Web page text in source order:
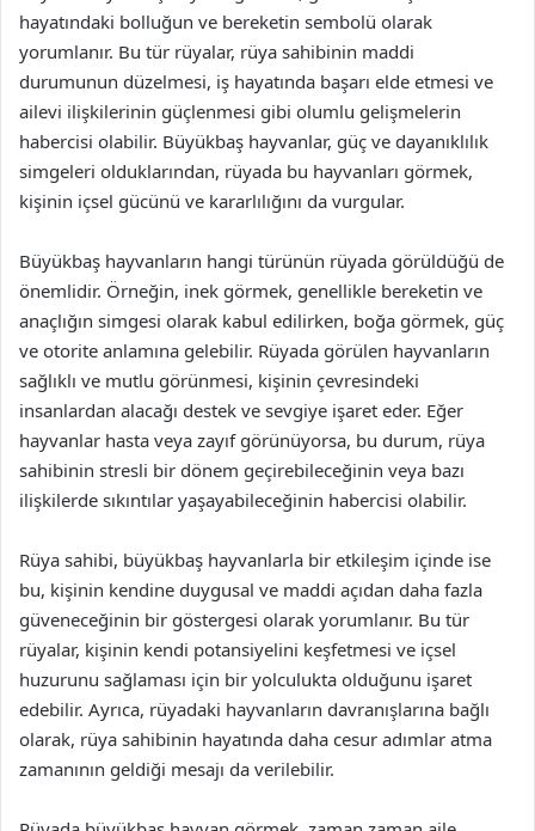
hayatındaki bolluğun ve bereketin sembolü olarak
yorumlanır. Bu tür rüyalar, rüya sahibinin maddi
durumunun düzelmesi, iş hayatında başarı elde etmesi ve
ailevi ilişkilerinin güçlenmesi gibi olumlu gelişmelerin
habercisi olabilir. Büyükbaş hayvanlar, güç ve dayanıklılık
simgeleri olduklarından, rüyada bu hayvanları görmek,
kişinin içsel gücünü ve kararlılığını da vurgular.
Büyükbaş hayvanların hangi türünün rüyada görüldüğü de
önemlidir. Örneğin, inek görmek, genellikle bereketin ve
anaçlığın simgesi olarak kabul edilirken, boğa görmek, güç
ve otorite anlamına gelebilir. Rüyada görülen hayvanların
sağlıklı ve mutlu görünmesi, kişinin çevresindeki
insanlardan alacağı destek ve sevgiye işaret eder. Eğer
hayvanlar hasta veya zayıf görünüyorsa, bu durum, rüya
sahibinin stresli bir dönem geçirebileceğinin veya bazı
ilişkilerde sıkıntılar yaşayabileceğinin habercisi olabilir.
Rüya sahibi, büyükbaş hayvanlarla bir etkileşim içinde ise
bu, kişinin kendine duygusal ve maddi açıdan daha fazla
güveneceğinin bir göstergesi olarak yorumlanır. Bu tür
rüyalar, kişinin kendi potansiyelini keşfetmesi ve içsel
huzurunu sağlaması için bir yolculukta olduğunu işaret
edebilir. Ayrıca, rüyadaki hayvanların davranışlarına bağlı
olarak, rüya sahibinin hayatında daha cesur adımlar atma
zamanının geldiği mesajı da verilebilir.